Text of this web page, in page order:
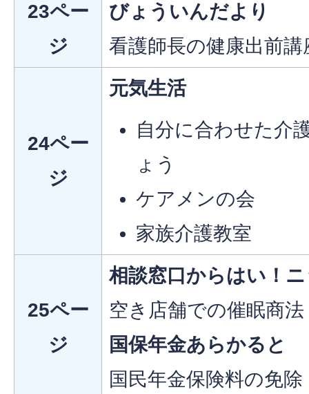
23ペー
ジ
びょういんだより
看護師長の健康出前講
24ペー
ジ
元気生活
自分に合わせた介
ょう
ケアメンの会
家族介護教室
25ペー
ジ
相談窓口からはい！
空き店舗での催眠商法
国保年金あらかると
国民年金保険料の免